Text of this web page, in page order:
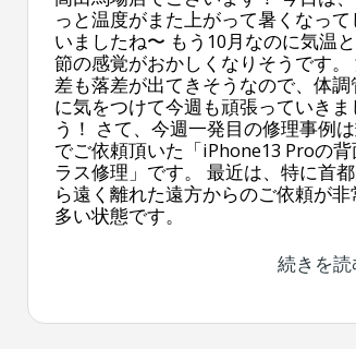
っと温度がまた上がって暑くなって
いましたね〜 もう10月なのに気温
節の感覚がおかしくなりそうです。
差も落差が出てきそうなので、体調
に気をつけて今週も頑張っていきま
う！ さて、今週一発目の修理事例
でご依頼頂いた「iPhone13 Proの
ラス修理」です。 最近は、特に首
ら遠く離れた遠方からのご依頼が非
多い状態です。
続きを読